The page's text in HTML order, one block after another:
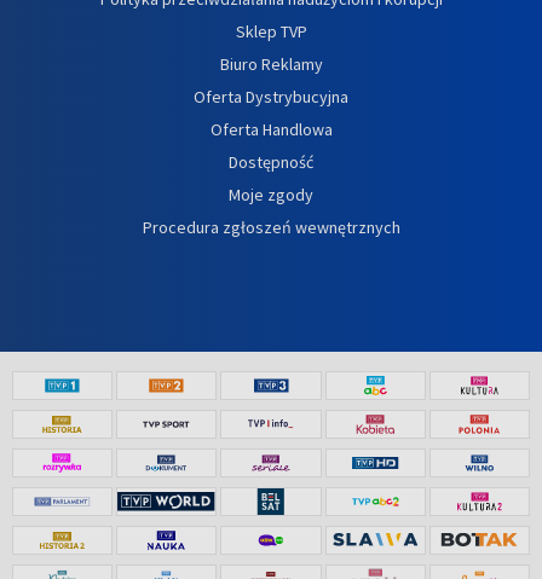
Sklep TVP
Biuro Reklamy
Oferta Dystrybucyjna
Oferta Handlowa
Dostępność
Moje zgody
Procedura zgłoszeń wewnętrznych